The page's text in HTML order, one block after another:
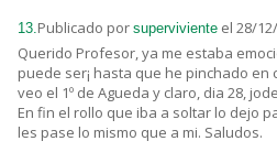
13.Publicado por superviviente el 28/
Querido Profesor, ya me estaba
puede ser¡ hasta que he pinchado
veo el 1º de Agueda y claro, dia 28,
En fin el rollo que iba a soltar lo dejo
les pase lo mismo que a mi. Saludos.